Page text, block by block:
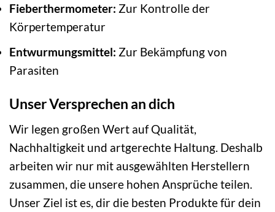
Fieberthermometer: Zur Kontrolle der
Körpertemperatur
Entwurmungsmittel: Zur Bekämpfung von
Parasiten
Unser Versprechen an dich
Wir legen großen Wert auf Qualität,
Nachhaltigkeit und artgerechte Haltung. Deshalb
arbeiten wir nur mit ausgewählten Herstellern
zusammen, die unsere hohen Ansprüche teilen.
Unser Ziel ist es, dir die besten Produkte für dein